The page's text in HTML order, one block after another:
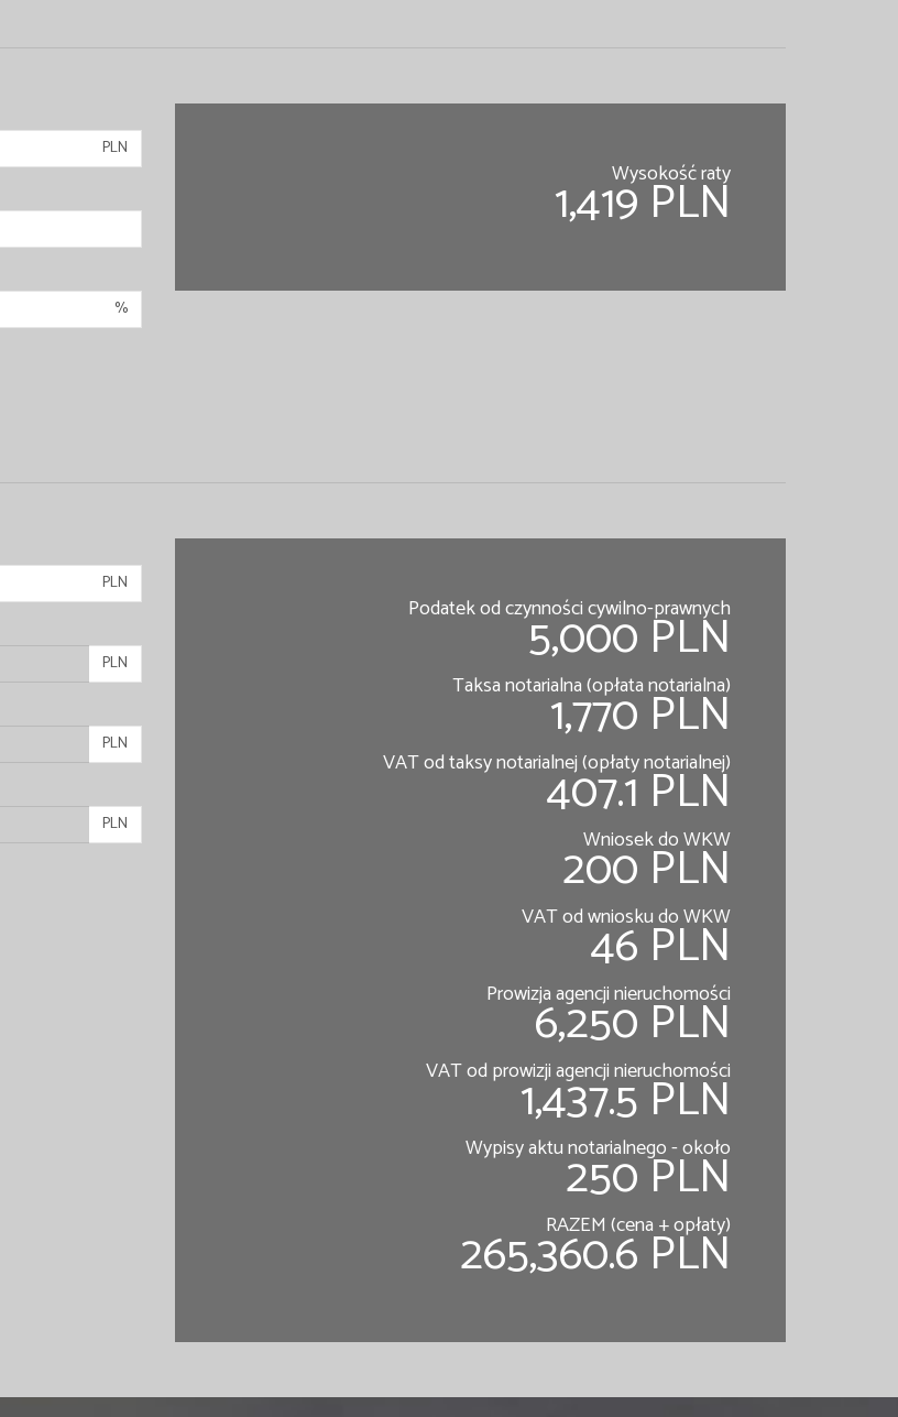
PLN
%
Wysokość raty
1,419 PLN
PLN
PLN
PLN
PLN
Podatek od czynności cywilno-prawnych
5,000 PLN
Taksa notarialna (opłata notarialna)
1,770 PLN
VAT od taksy notarialnej (opłaty notarialnej)
407.1 PLN
Wniosek do WKW
200 PLN
VAT od wniosku do WKW
46 PLN
Prowizja agencji nieruchomości
6,250 PLN
VAT od prowizji agencji nieruchomości
1,437.5 PLN
Wypisy aktu notarialnego - około
250 PLN
RAZEM (cena + opłaty)
265,360.6 PLN